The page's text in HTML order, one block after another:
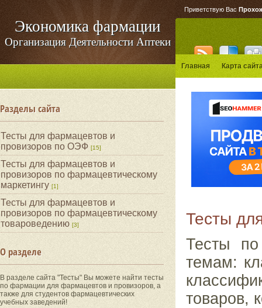
Экономика фармации
Организация Деятельности Аптеки
Разделы сайта
Тесты для фармацевтов и
провизоров по ОЭФ [15]
Тесты для фармацевтов и
провизоров по фармацевтическому
маркетингу [1]
Тесты для фармацевтов и
провизоров по фармацевтическому
товароведению [3]
О разделе
В разделе сайта "Тесты" Вы можете найти тесты
по фармации для фармацевтов и провизоров, а
также для студентов фармацевтических
учебных заведений!
Приветствую Вас
Главная Карта
Тесты
Тесты по
темам:
товаров,